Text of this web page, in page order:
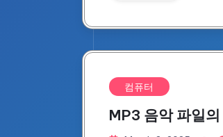
컴퓨터
MP3 음악 파일